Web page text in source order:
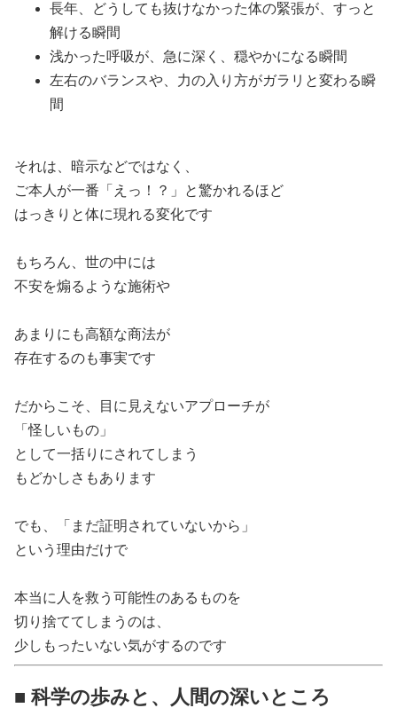
長年、どうしても抜けなかった体の緊張が、すっと
解ける瞬間
浅かった呼吸が、急に深く、穏やかになる瞬間
左右のバランスや、力の入り方がガラリと変わる瞬
間
それは、暗示などではなく、
ご本人が一番「えっ！？」と驚かれるほど
はっきりと体に現れる変化です
もちろん、世の中には
不安を煽るような施術や
あまりにも高額な商法が
存在するのも事実です
だからこそ、目に見えないアプローチが
「怪しいもの」
として一括りにされてしまう
もどかしさもあります
でも、「まだ証明されていないから」
という理由だけで
本当に人を救う可能性のあるものを
切り捨ててしまうのは、
少しもったいない気がするのです
■ 科学の歩みと、人間の深いところ